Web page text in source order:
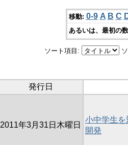
移動: 0-9 A B C
あるいは、最初の
ソート項目:
発行日
2011年3月31日木曜日
小中学生
開発